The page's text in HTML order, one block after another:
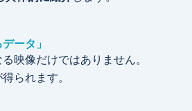
ータ」
映像だけではありません。
得られます。